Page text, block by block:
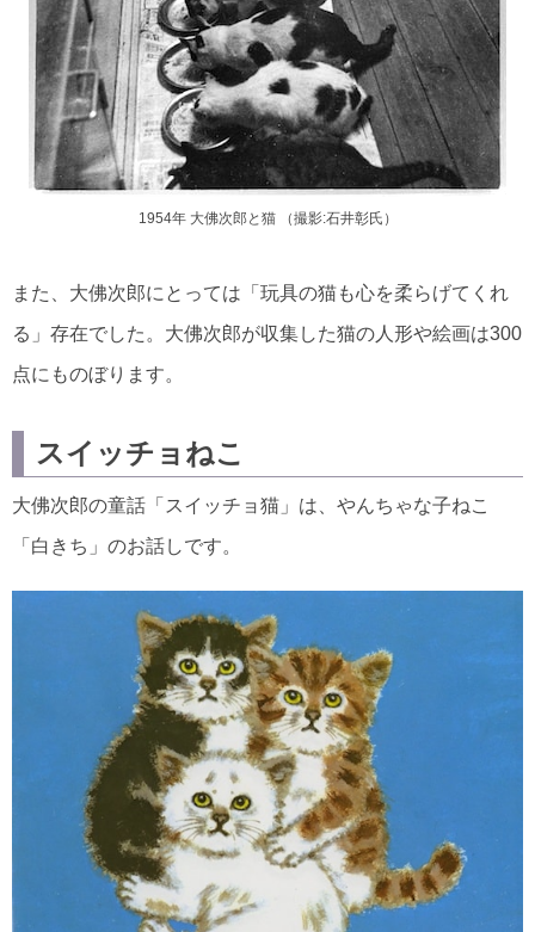
1954年 大佛次郎と猫 （撮影:石井彰氏）
また、大佛次郎にとっては「玩具の猫も心を柔らげてくれ
る」存在でした。大佛次郎が収集した猫の人形や絵画は300
点にものぼります。
スイッチョねこ
大佛次郎の童話「スイッチョ猫」は、やんちゃな子ねこ
「白きち」のお話しです。